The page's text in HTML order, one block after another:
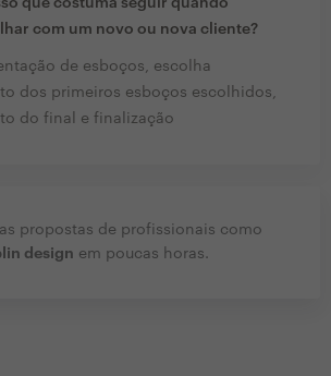
que costuma seguir quando
com um novo ou nova cliente?
de esboços, escolha
dos primeiros esboços escolhidos,
do final e finalização
propostas de profissionais como
design em poucas horas.